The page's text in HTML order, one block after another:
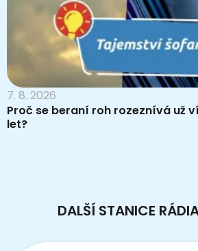
7. 8. 2026
Proč se beraní roh rozeznívá už
let?
DALŠÍ STANICE